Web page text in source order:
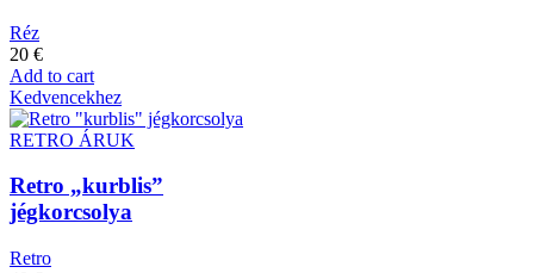
Réz
20 €
Add to cart
Kedvencekhez
RETRO ÁRUK
Retro „kurblis”
jégkorcsolya
Retro